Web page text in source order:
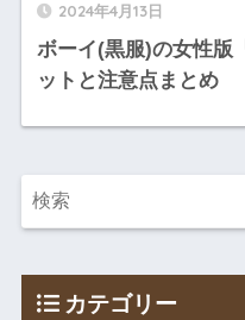
2024年4月13日
ボーイ(黒服)の女性版
ットと注意点まとめ
カテゴリー